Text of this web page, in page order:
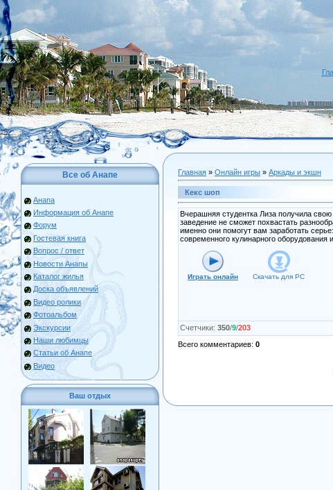
Все об Анапе
Анапа
Информация об Анапе
Форум
Гостевая книга
Вопрос / ответ
Новости Анапы
Каталог жилья
Доска объявлений
Видео ролики
Фотоальбом
Экскурсии
Наши любимцы
Статьи об Анапе
Видео
Ваш отдых
Главная » Онлайн игры » Аркады и экшн
Кекс шоп
Вчерашняя студентка Лиза получила
заведение не сможет похвастать
именно они помогут вам заработать
современного кулинарного оборудования
Играть онлайн Скачать для PC
Счетчики: 350/9/203
Всего комментариев: 0